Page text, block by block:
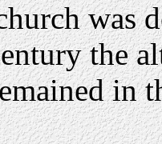
was
the
in